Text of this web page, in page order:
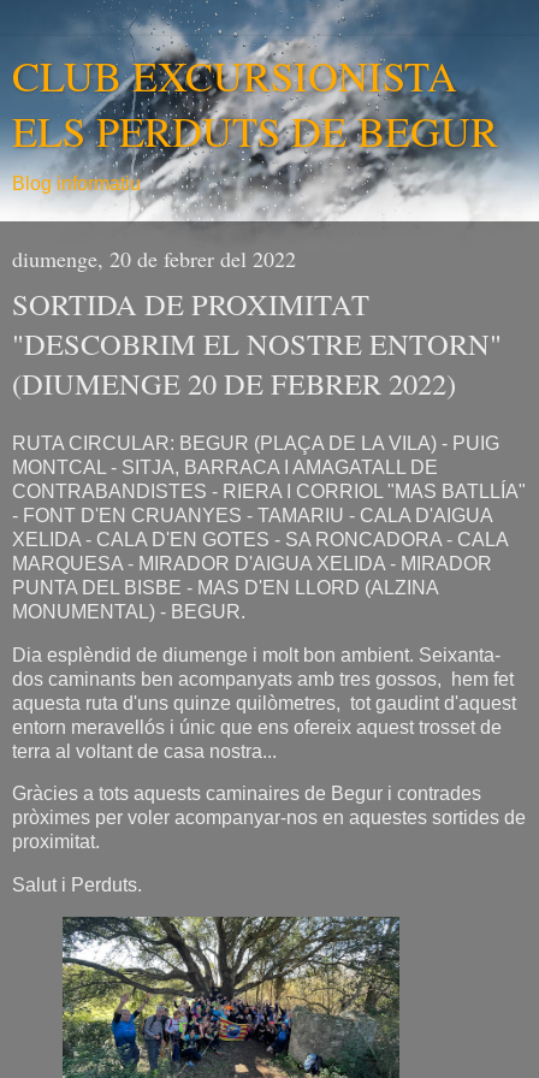
CLUB EXCURSIONISTA
ELS PERDUTS DE BEGUR
Blog informatiu
diumenge, 20 de febrer del 2022
SORTIDA DE PROXIMITAT
"DESCOBRIM EL NOSTRE ENTORN"
(DIUMENGE 20 DE FEBRER 2022)
RUTA CIRCULAR: BEGUR (PLAÇA DE LA VILA) - PUIG
MONTCAL - SITJA, BARRACA I AMAGATALL DE
CONTRABANDISTES - RIERA I CORRIOL "MAS BATLLÍA"
- FONT D'EN CRUANYES - TAMARIU - CALA D'AIGUA
XELIDA - CALA D'EN GOTES - SA RONCADORA - CALA
MARQUESA - MIRADOR D'AIGUA XELIDA - MIRADOR
PUNTA DEL BISBE - MAS D'EN LLORD (ALZINA
MONUMENTAL) - BEGUR.
Dia esplèndid de diumenge i molt bon ambient. Seixanta-
dos caminants ben acompanyats amb tres gossos, hem fet
aquesta ruta d'uns quinze quilòmetres, tot gaudint d'aquest
entorn meravellós i únic que ens ofereix aquest trosset de
terra al voltant de casa nostra...
Gràcies a tots aquests caminaires de Begur i contrades
pròximes per voler acompanyar-nos en aquestes sortides de
proximitat.
Salut i Perduts.